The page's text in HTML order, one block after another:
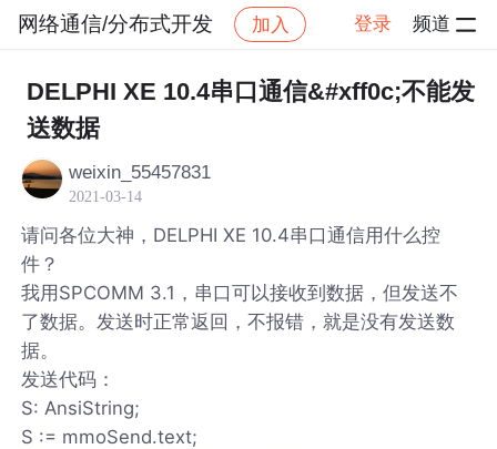
网络通信/分布式开发 加入 登录 频道
社区 网络通信/分布式开发 帖子详情
DELPHI XE 10.4串口通信&#xff0c;不能发
送数据
weixin_55457831
2021-03-14
请问各位大神，DELPHI XE 10.4串口通信用什么控
件？
我用SPCOMM 3.1，串口可以接收到数据，但发送不
了数据。发送时正常返回，不报错，就是没有发送数
据。
发送代码：
S: AnsiString;
S := mmoSend.text;